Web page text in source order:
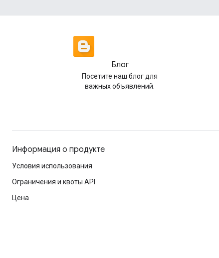
Блог
Посетите наш блог для
важных объявлений.
Информация о продукте
Условия использования
Ограничения и квоты API
Цена